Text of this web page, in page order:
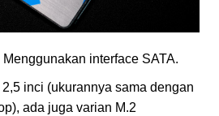
interface SATA.
inci (ukurannya sama dengan
ada juga varian M.2